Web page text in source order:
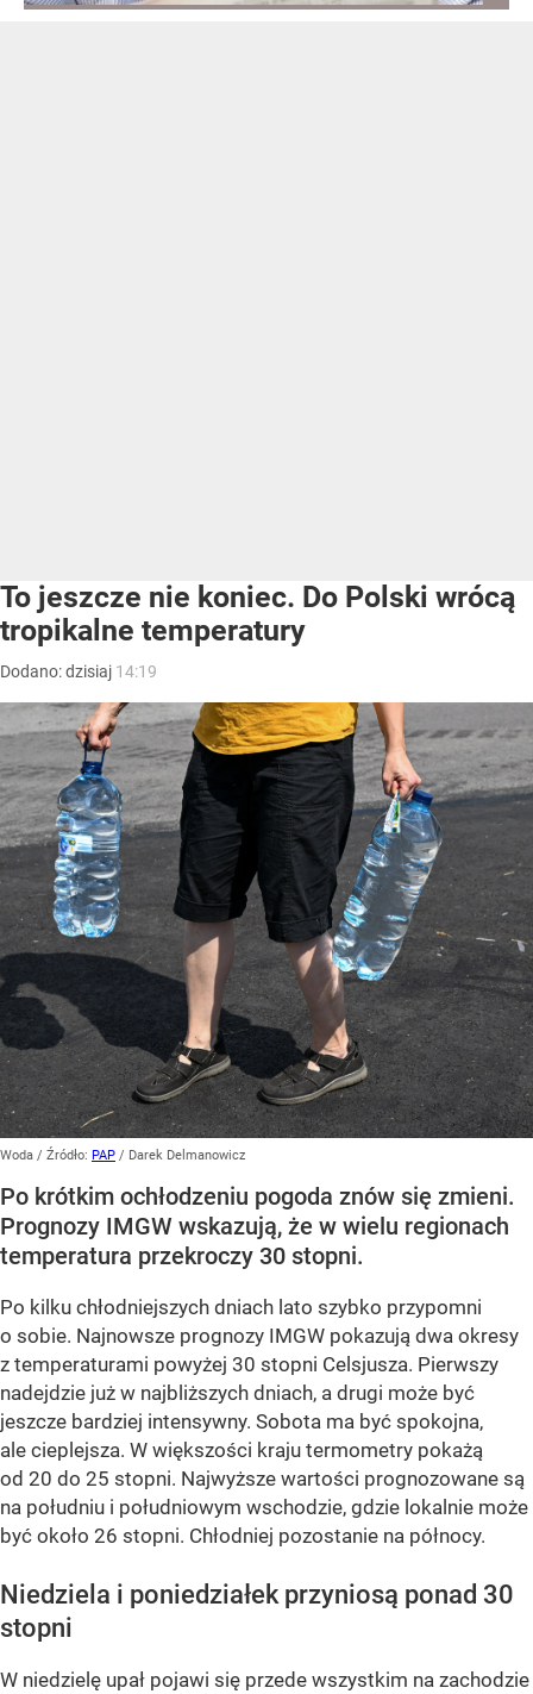
To jeszcze nie koniec. Do Polski wrócą
tropikalne temperatury
Dodano:dzisiaj 14:19
Woda / Źródło: PAP / Darek Delmanowicz
Po krótkim ochłodzeniu pogoda znów się zmieni.
Prognozy IMGW wskazują, że w wielu regionach
temperatura przekroczy 30 stopni.
Po kilku chłodniejszych dniach lato szybko przypomni
o sobie. Najnowsze prognozy IMGW pokazują dwa okresy
z temperaturami powyżej 30 stopni Celsjusza. Pierwszy
nadejdzie już w najbliższych dniach, a drugi może być
jeszcze bardziej intensywny. Sobota ma być spokojna,
ale cieplejsza. W większości kraju termometry pokażą
od 20 do 25 stopni. Najwyższe wartości prognozowane są
na południu i południowym wschodzie, gdzie lokalnie może
być około 26 stopni. Chłodniej pozostanie na północy.
Niedziela i poniedziałek przyniosą ponad 30
stopni
W niedzielę upał pojawi się przede wszystkim na zachodzie